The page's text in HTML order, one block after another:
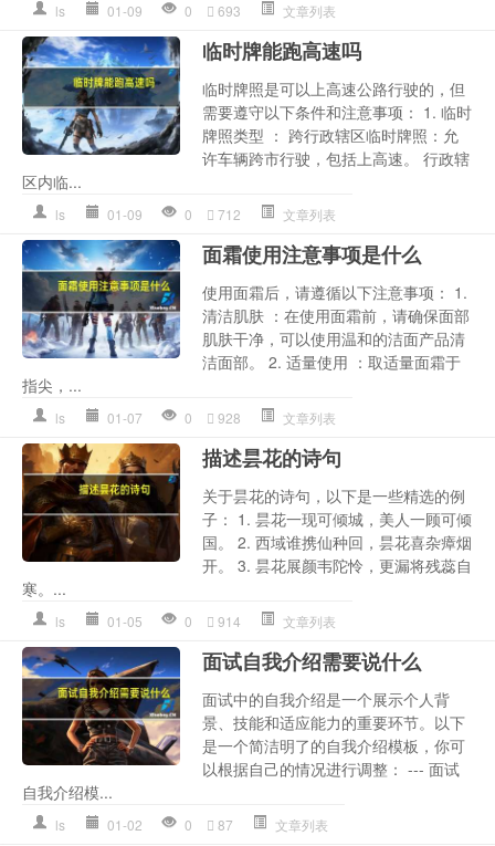
ls 01-09 0 693 文章列表
临时牌能跑高速吗
临时牌照是可以上高速公路行驶的，但
需要遵守以下条件和注意事项： 1. 临时
牌照类型 ： 跨行政辖区临时牌照：允
许车辆跨市行驶，包括上高速。 行政辖
区内临...
ls 01-09 0 712 文章列表
面霜使用注意事项是什么
使用面霜后，请遵循以下注意事项： 1.
清洁肌肤 ：在使用面霜前，请确保面部
肌肤干净，可以使用温和的洁面产品清
洁面部。 2. 适量使用 ：取适量面霜于
指尖，...
ls 01-07 0 928 文章列表
描述昙花的诗句
关于昙花的诗句，以下是一些精选的例
子： 1. 昙花一现可倾城，美人一顾可倾
国。 2. 西域谁携仙种回，昙花喜杂瘴烟
开。 3. 昙花展颜韦陀怜，更漏将残蕊自
寒。...
ls 01-05 0 914 文章列表
面试自我介绍需要说什么
面试中的自我介绍是一个展示个人背
景、技能和适应能力的重要环节。以下
是一个简洁明了的自我介绍模板，你可
以根据自己的情况进行调整： --- 面试
自我介绍模...
ls 01-02 0 87 文章列表